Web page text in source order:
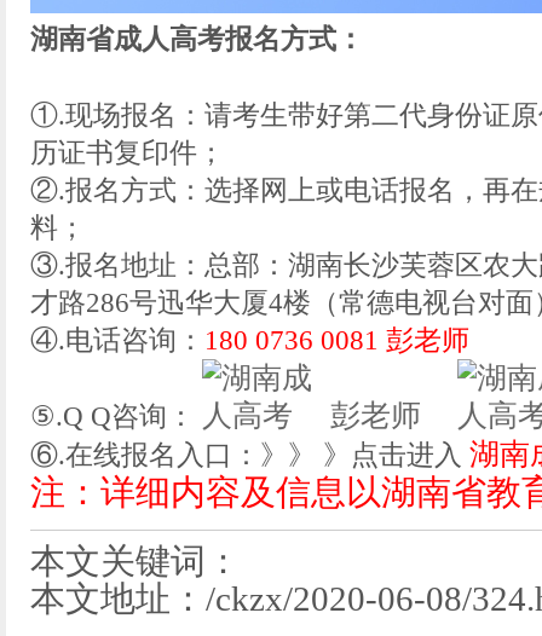
湖南省成人高考报名方式：
①.现场报名：请考生带好第二代身份证
历证书复印件；
②.报名方式：选择网上或电话报名，再
料；
③.报名地址：总部：湖南长沙芙蓉区农
才路286号迅华大厦4楼（常德电视台对面
④.电话咨询： 180 0736 0081 彭老师
⑤.Q Q咨询： 彭老师
⑥.在线报名入口：》》 》点击进入 湖南
注：详细内容及信息以湖南省教
本文关键词：
本文地址：/ckzx/2020-06-08/